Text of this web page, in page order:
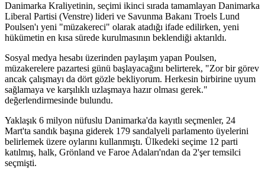
Danimarka Kraliyetinin, seçimi ikinci sırada tamamlayan Danimarka
Liberal Partisi (Venstre) lideri ve Savunma Bakanı Troels Lund
Poulsen'ı yeni "müzakereci" olarak atadığı ifade edilirken, yeni
hükümetin en kısa sürede kurulmasının beklendiği aktarıldı.
Sosyal medya hesabı üzerinden paylaşım yapan Poulsen,
müzakerelere pazartesi günü başlayacağını belirterek, "Zor bir görev
ancak çalışmayı da dört gözle bekliyorum. Herkesin birbirine uyum
sağlamaya ve karşılıklı uzlaşmaya hazır olması gerek."
değerlendirmesinde bulundu.
Yaklaşık 6 milyon nüfuslu Danimarka'da kayıtlı seçmenler, 24
Mart'ta sandık başına giderek 179 sandalyeli parlamento üyelerini
belirlemek üzere oylarını kullanmıştı. Ülkedeki seçime 12 parti
katılmış, halk, Grönland ve Faroe Adaları'ndan da 2'şer temsilci
seçmişti.